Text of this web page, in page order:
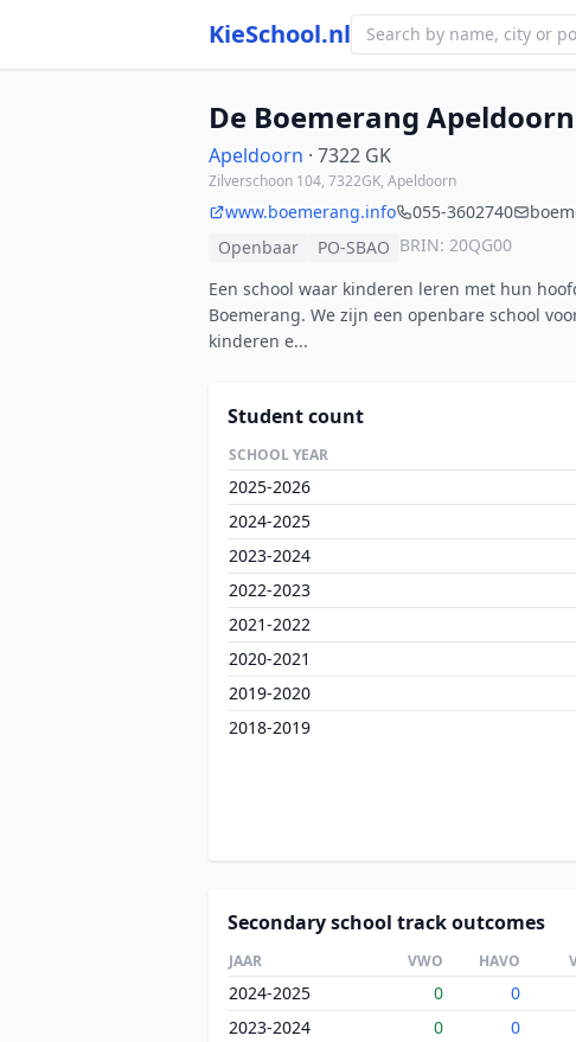
KieSchool.nl
De Boemerang Apeldoorn
Apeldoorn · 7322 GK
Zilverschoon 104, 7322GK, Apeldoorn
www.boemerang.info 055-3602740
Openbaar
PO-SBAO BRIN: 20QG00
Een school waar kinderen leren met hun
Boemerang. We zijn een openbare school
kinderen e...
Student count
SCHOOL YEAR
2025-2026
2024-2025
2023-2024
2022-2023
2021-2022
2020-2021
2019-2020
2018-2019
Secondary school track outcomes
JAAR VWO HAVO
2024-2025 0 0
2023-2024
0 0